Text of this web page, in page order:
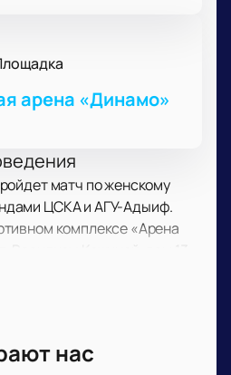
арена «Динамо»
матч по женскому
ЦСКА и АГУ-Адыиф.
комплексе «Арена
OLIMPBET
входит в российский
В игре участвуют
нас